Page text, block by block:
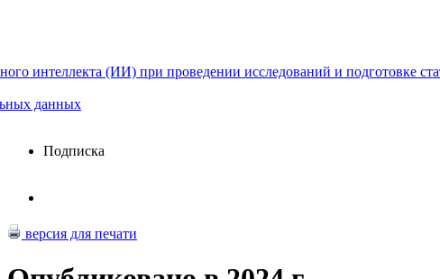
интеллекта (ИИ) при проведении исследований и подготовке
данных
Подписка
версия для печати